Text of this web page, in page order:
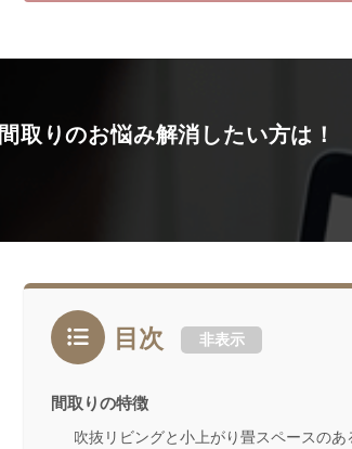
間取りのお悩み解消したい方は！
目次 非表示
間取りの特徴
吹抜リビングと小上がり畳スペースのあ